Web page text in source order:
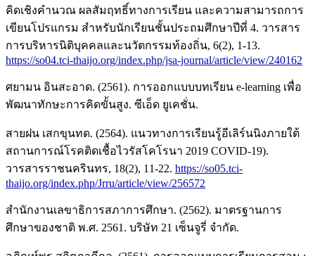
คิดเชิงคำนวณ ผลสัมฤทธิ์ทางการเรียน และความสามารถการ
เขียนโปรแกรม สำหรับนักเรียนชั้นประถมศึกษาปีที่ 4. วารสาร
การบริหารนิติบุคคลและนวัตกรรมท้องถิ่น, 6(2), 1-13.
https://so04.tci-thaijo.org/index.php/jsa-journal/article/view/240162
ศยามน อินสะอาด. (2561). การออกแบบบทเรียน e-learning เพื่อ
พัฒนาทักษะการคิดขั้นสูง. ซีเอ็ด ยูเคชั่น.
สายฝน เสกขุนทด. (2564). แนวทางการเรียนรู้อีเลิร์นนิงภายใต้
สถานการณ์โรคติดเชื้อไวรัสโคโรนา 2019 COVID-19).
วารสารราชนครินทร, 18(2), 11-22. https://so05.tci-
thaijo.org/index.php/Jrru/article/view/256572
สำนักงานเลขาธิการสภาการศึกษา. (2562). มาตรฐานการ
ศึกษาของชาติ พ.ศ. 2561. บริษัท 21 เซ็นจูรี่ จำกัด.